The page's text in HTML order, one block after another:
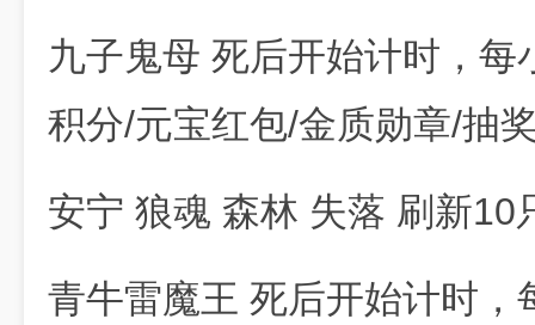
九子鬼母 死后开始计时，
积分/元宝红包/金质勋章/抽
安宁 狼魂 森林 失落 刷新10
青牛雷魔王 死后开始计时